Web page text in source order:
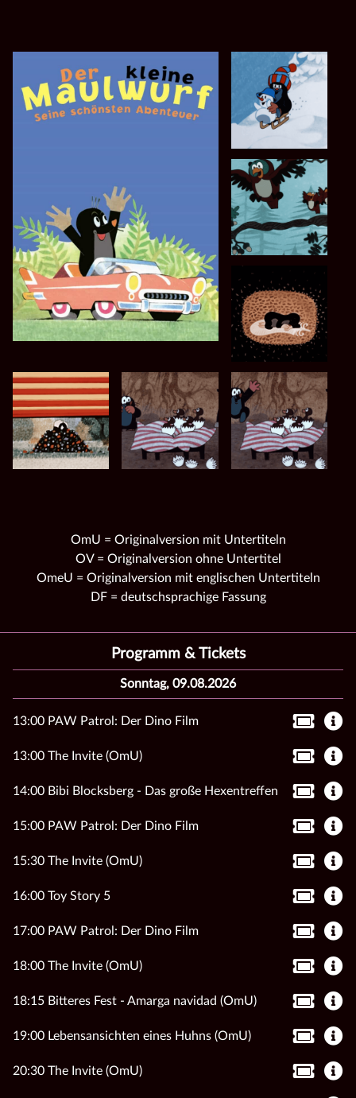
OmU = Originalversion mit Untertiteln
OV = Originalversion ohne Untertitel
OmeU = Originalversion mit englischen Untertiteln
DF = deutschsprachige Fassung
Programm & Tickets
Sonntag, 09.08.2026
13:00 PAW Patrol: Der Dino Film
13:00 The Invite (OmU)
14:00 Bibi Blocksberg - Das große Hexentreffen
15:00 PAW Patrol: Der Dino Film
15:30 The Invite (OmU)
16:00 Toy Story 5
17:00 PAW Patrol: Der Dino Film
18:00 The Invite (OmU)
18:15 Bitteres Fest - Amarga navidad (OmU)
19:00 Lebensansichten eines Huhns (OmU)
20:30 The Invite (OmU)